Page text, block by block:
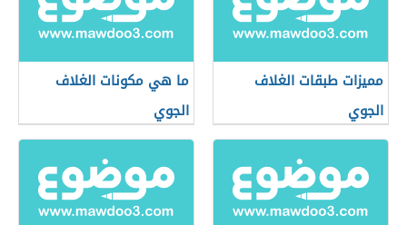
مميزات طبقات الغلاف
الجوي
ما هي مكونات الغلاف
الجوي